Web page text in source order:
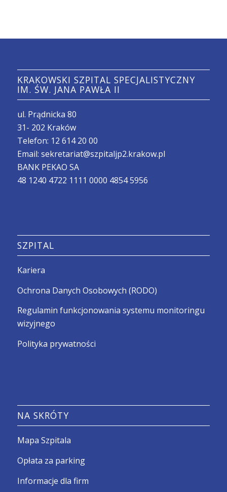
KRAKOWSKI SZPITAL SPECJALISTYCZNY
IM. ŚW. JANA PAWŁA II
ul. Prądnicka 80
31- 202 Kraków
Telefon: 12 614 20 00
Email: sekretariat@szpitaljp2.krakow.pl
BANK PEKAO SA
48 1240 4722 1111 0000 4854 5956
SZPITAL
Kariera
Ochrona Danych Osobowych (RODO)
Regulamin funkcjonowania systemu monitoringu
wizyjnego
Polityka prywatności
NA SKRÓTY
Mapa Szpitala
Opłata za parking
Informacje dla firm